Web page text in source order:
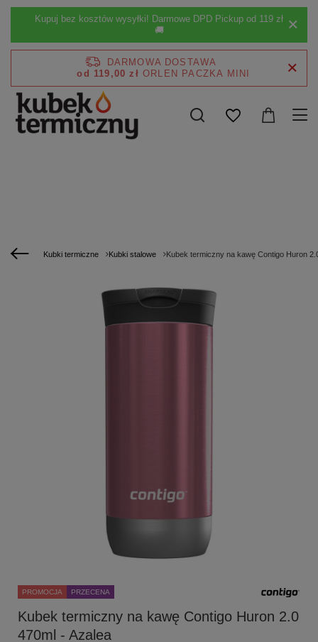
Kupuj bez kosztów wysyłki! Darmowe DPD Pickup od 119 zł
🚚
DARMOWA DOSTAWA
od 119,00 zł
Kubki termiczne Kubki stalowe Kubek termiczny na kawę Contigo Huron
PROMOCJA PRZECENA
Kubek termiczny na kawę Contigo Huron 2.0
470ml - Azalea